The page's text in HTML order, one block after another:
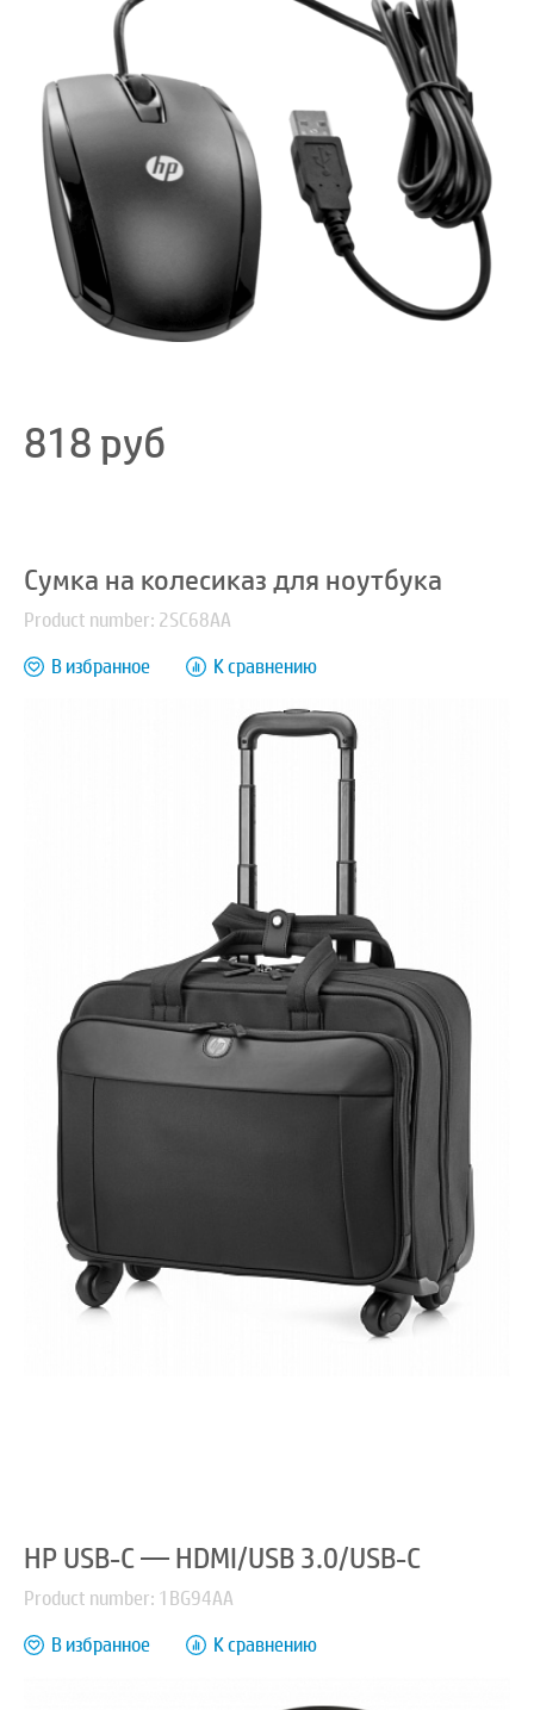
818руб
Сумка на колесиказ для ноутбука
Product number: 2SC68AA
В избранное
К сравнению
HP USB-C — HDMI/USB 3.0/USB-C
Product number: 1BG94AA
В избранное
К сравнению